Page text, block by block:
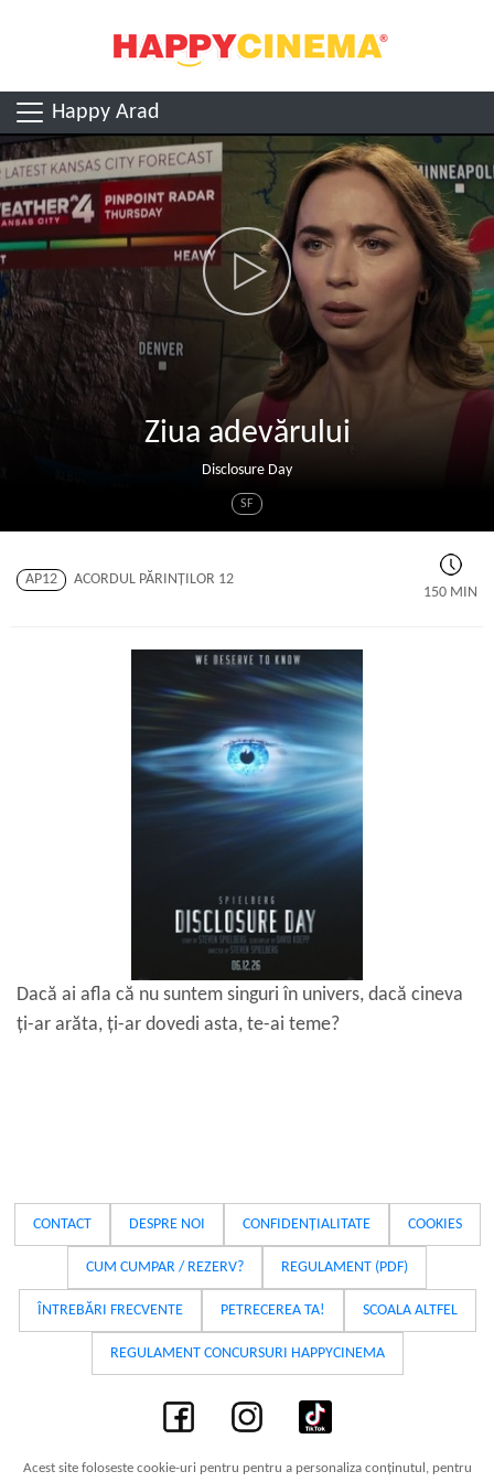
Happy Arad
Ziua adevărului
Disclosure Day
SF
AP12
ACORDUL PĂRINŢILOR 12
150 MIN
Dacă ai afla că nu suntem singuri în univers, dacă cineva
ți-ar arăta, ți-ar dovedi asta, te-ai teme?
CONTACT DESPRE NOI CONFIDENȚIALITATE COOKIES
CUM CUMPAR / REZERV? REGULAMENT (PDF)
ÎNTREBĂRI FRECVENTE PETRECEREA TA! SCOALA ALTFEL
REGULAMENT CONCURSURI HAPPYCINEMA
Acest site foloseste cookie-uri pentru pentru a personaliza conținutul, pentru